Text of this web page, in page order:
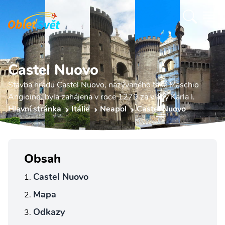
Castel Nuovo
Stavba hradu Castel Nuovo, nazývaného také Maschio
Angioino, byla zahájena v roce 1279 za vlády Karla I.
Hlavní stránka
Itálie Neapol Castel Nuovo
Obsah
Castel Nuovo
Mapa
Odkazy